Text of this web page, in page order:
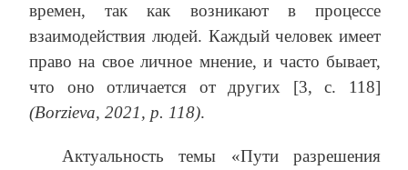
времен, так как возникают в процессе
взаимодействия людей. Каждый человек имеет
право на свое личное мнение, и часто бывает,
что оно отличается от других [3, с. 118]
(Borzieva, 2021, р. 118).
Актуальность темы «Пути разрешения